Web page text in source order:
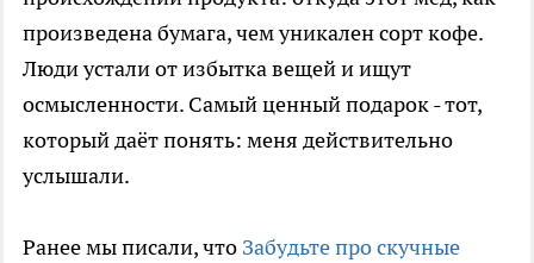
произведена бумага, чем уникален сорт кофе.
Люди устали от избытка вещей и ищут
осмысленности. Самый ценный подарок - тот,
который даёт понять: меня действительно
услышали.
Ранее мы писали, что Забудьте про скучные